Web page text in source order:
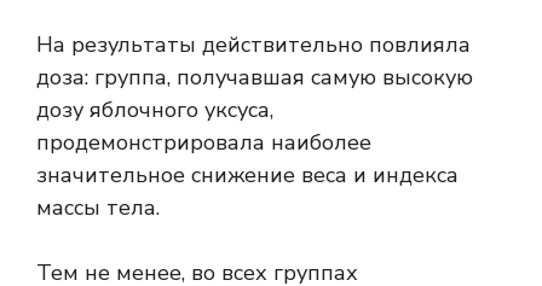
На результаты действительно повлияла
доза: группа, получавшая самую высокую
дозу яблочного уксуса,
продемонстрировала наиболее
значительное снижение веса и индекса
массы тела.
Тем не менее, во всех группах